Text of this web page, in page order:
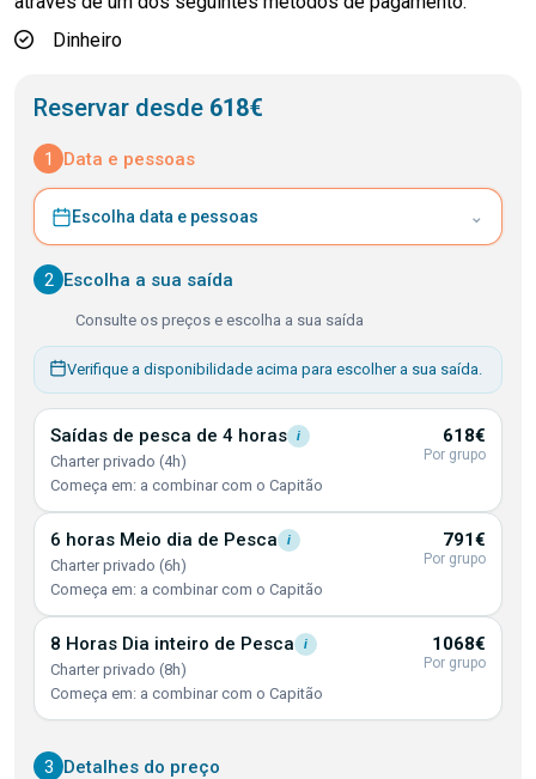
Dinheiro
Reservar desde 618€
1 Data e pessoas
Escolha data e pessoas ⌄
2 Escolha a sua saída
Consulte os preços e escolha a sua saída
Verifique a disponibilidade acima para escolher a sua saída.
Saídas de pesca de 4 horas i
Charter privado (4h)
Começa em: a combinar com o Capitão
618€
Por grupo
6 horas Meio dia de Pesca i
Charter privado (6h)
Começa em: a combinar com o Capitão
791€
Por grupo
8 Horas Dia inteiro de Pesca i
Charter privado (8h)
Começa em: a combinar com o Capitão
1068€
Por grupo
3 Detalhes do preço